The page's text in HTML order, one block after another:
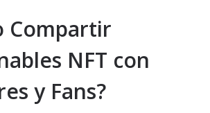
Compartir
NFT con
y Fans?